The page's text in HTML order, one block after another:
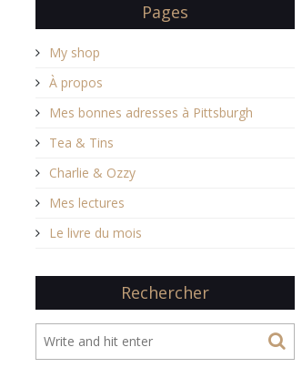
Pages
My shop
À propos
Mes bonnes adresses à Pittsburgh
Tea & Tins
Charlie & Ozzy
Mes lectures
Le livre du mois
Rechercher